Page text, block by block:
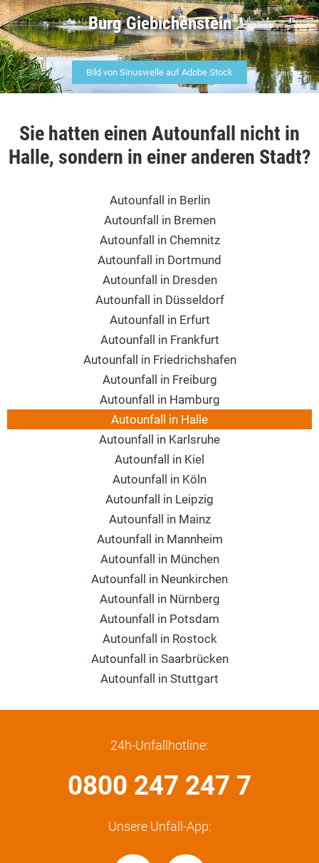
Burg Giebichenstein
Bild von Sinuswelle auf Adobe Stock
Sie hatten einen Autounfall nicht in
Halle, sondern in einer anderen Stadt?
Autounfall in Berlin
Autounfall in Bremen
Autounfall in Chemnitz
Autounfall in Dortmund
Autounfall in Dresden
Autounfall in Düsseldorf
Autounfall in Erfurt
Autounfall in Frankfurt
Autounfall in Friedrichshafen
Autounfall in Freiburg
Autounfall in Hamburg
Autounfall in Halle
Autounfall in Karlsruhe
Autounfall in Kiel
Autounfall in Köln
Autounfall in Leipzig
Autounfall in Mainz
Autounfall in Mannheim
Autounfall in München
Autounfall in Neunkirchen
Autounfall in Nürnberg
Autounfall in Potsdam
Autounfall in Rostock
Autounfall in Saarbrücken
Autounfall in Stuttgart
24h-Unfallhotline:
0800 247 247 7
Unsere Unfall-App: